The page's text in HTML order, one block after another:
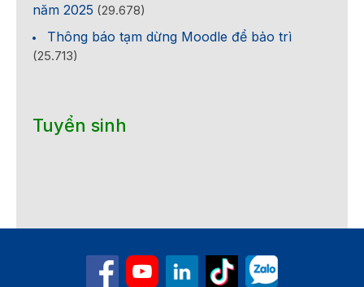
năm 2025 (29.678)
Thông báo tạm dừng Moodle để bảo trì
(25.713)
Tuyển sinh